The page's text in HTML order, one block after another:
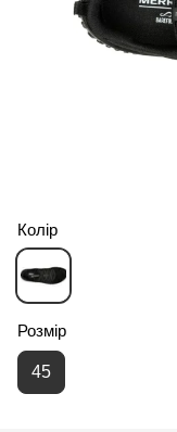
Колір
Розмір
45